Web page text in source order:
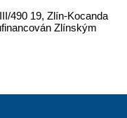
490 19, Zlín-Kocanda
Zlínským